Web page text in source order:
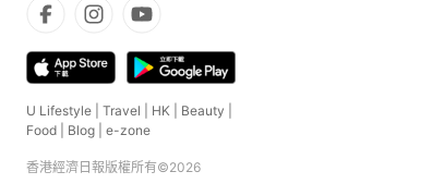
U Lifestyle Travel HK Beauty
Food
Blog e-zone
香港經濟日報版權所有©2026